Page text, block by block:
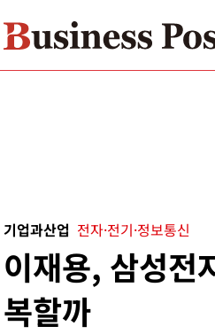
기업과산업 전자·전기·정보통신
이재용, 삼성전
복할까